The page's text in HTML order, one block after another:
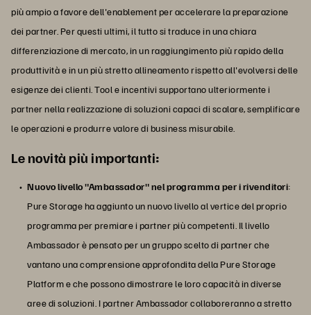
più ampio a favore dell'enablement per accelerare la preparazione
dei partner. Per questi ultimi, il tutto si traduce in una chiara
differenziazione di mercato, in un raggiungimento più rapido della
produttività e in un più stretto allineamento rispetto all'evolversi delle
esigenze dei clienti. Tool e incentivi supportano ulteriormente i
partner nella realizzazione di soluzioni capaci di scalare, semplificare
le operazioni e produrre valore di business misurabile.
Le novità più importanti:
Nuovo livello "Ambassador" nel programma per i rivenditori:
Pure Storage ha aggiunto un nuovo livello al vertice del proprio
programma per premiare i partner più competenti. Il livello
Ambassador è pensato per un gruppo scelto di partner che
vantano una comprensione approfondita della Pure Storage
Platform e che possono dimostrare le loro capacità in diverse
aree di soluzioni. I partner Ambassador collaboreranno a stretto